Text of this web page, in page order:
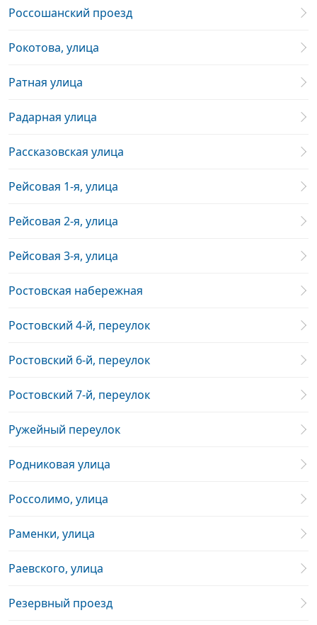
Россошанский проезд
Рокотова, улица
Ратная улица
Радарная улица
Рассказовская улица
Рейсовая 1-я, улица
Рейсовая 2-я, улица
Рейсовая 3-я, улица
Ростовская набережная
Ростовский 4-й, переулок
Ростовский 6-й, переулок
Ростовский 7-й, переулок
Ружейный переулок
Родниковая улица
Россолимо, улица
Раменки, улица
Раевского, улица
Резервный проезд